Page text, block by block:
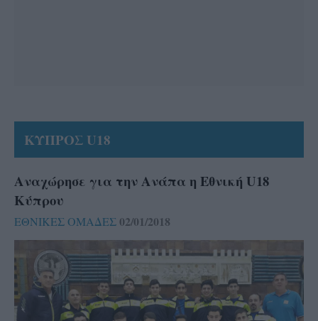
ΚΥΠΡΟΣ U18
Αναχώρησε για την Ανάπα η Εθνική U18
Κύπρου
ΕΘΝΙΚΕΣ ΟΜΑΔΕΣ 02/01/2018